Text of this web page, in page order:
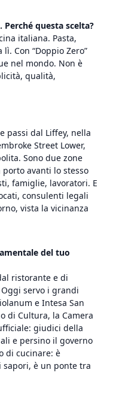
questa scelta?
italiana. Pasta,
Con “Doppio Zero”
nel mondo. Non è
qualità,
passi dal Liffey, nella
Street Lower,
Sono due zone
avanti lo stesso
famiglie, lavoratori. E
consulenti legali
vista la vicinanza
del tuo
ristorante e di
servo i grandi
e Intesa San
di Cultura, la Camera
giudici della
e persino il governo
di cucinare: è
sapori, è un ponte tra